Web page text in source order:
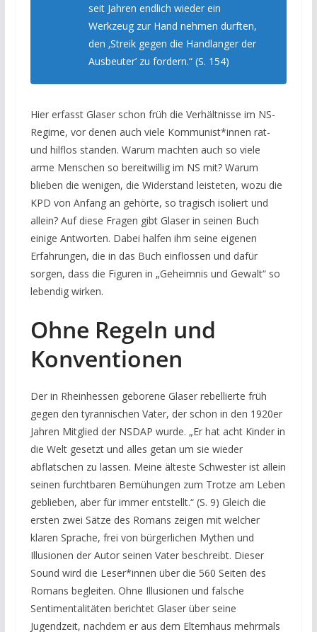
seit Jahren endlich wieder ein
Werkzeug zur Hand nehmen durften,
den ‚Streik gegen die Handlanger der
Ausbeuter’ zu fordern.“ (S. 154)
Hier erfasst Glaser schon früh die Verhältnisse im NS-
Regime, vor denen auch viele Kommunist*innen rat-
und hilflos standen. Warum machten auch so viele
arme Menschen so bereitwillig im NS mit? Warum
blieben die wenigen, die Widerstand leisteten, wozu die
KPD von Anfang an gehörte, so tragisch isoliert und
allein? Auf diese Fragen gibt Glaser in seinen Buch
einige Antworten. Dabei halfen ihm seine eigenen
Erfahrungen, die in das Buch einflossen und dafür
sorgen, dass die Figuren in „Geheimnis und Gewalt“ so
lebendig wirken.
Ohne Regeln und
Konventionen
Der in Rheinhessen geborene Glaser rebellierte früh
gegen den tyrannischen Vater, der schon in den 1920er
Jahren Mitglied der NSDAP wurde. „Er hat acht Kinder in
die Welt gesetzt und alles getan um sie wieder
abflatschen zu lassen. Meine älteste Schwester ist allein
seinen furchtbaren Bemühungen zum Trotze am Leben
geblieben, aber für immer entstellt.“ (S. 9) Gleich die
ersten zwei Sätze des Romans zeigen mit welcher
klaren Sprache, frei von bürgerlichen Mythen und
Illusionen der Autor seinen Vater beschreibt. Dieser
Sound wird die Leser*innen über die 560 Seiten des
Romans begleiten. Ohne Illusionen und falsche
Sentimentalitäten berichtet Glaser über seine
Jugendzeit, nachdem er aus dem Elternhaus mehrmals